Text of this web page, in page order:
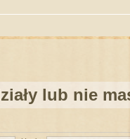
lub nie